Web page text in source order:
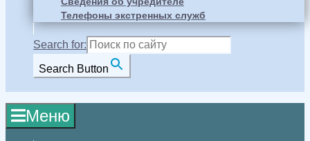
Телефоны экстренных служб
Search for:
Search Button
Меню